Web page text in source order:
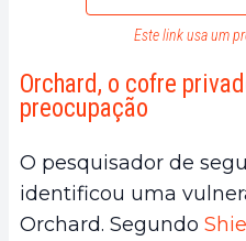
Este link usa um
Orchard, o cofre
preocupação
O pesquisador de
identificou uma
Orchard. Segundo